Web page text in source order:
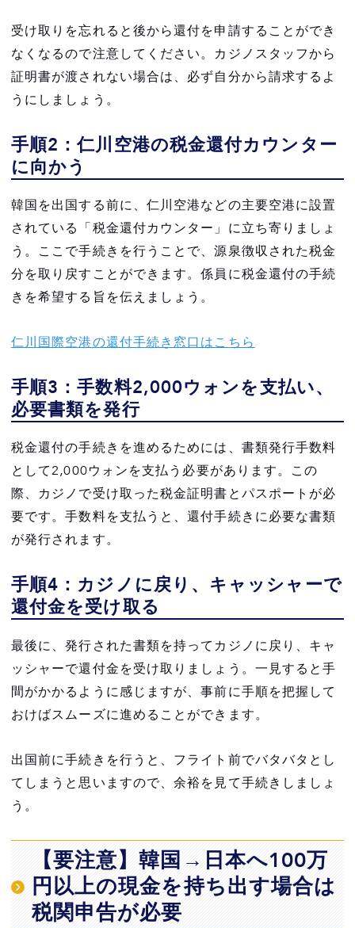
受け取りを忘れると後から還付を申請することができ
なくなるので注意してください。カジノスタッフから
証明書が渡されない場合は、必ず自分から請求するよ
うにしましょう。
手順2：仁川空港の税金還付カウンター
に向かう
韓国を出国する前に、仁川空港などの主要空港に設置
されている「税金還付カウンター」に立ち寄りましょ
う。ここで手続きを行うことで、源泉徴収された税金
分を取り戻すことができます。係員に税金還付の手続
きを希望する旨を伝えましょう。
仁川国際空港の還付手続き窓口はこちら
手順3：手数料2,000ウォンを支払い、
必要書類を発行
税金還付の手続きを進めるためには、書類発行手数料
として2,000ウォンを支払う必要があります。この
際、カジノで受け取った税金証明書とパスポートが必
要です。手数料を支払うと、還付手続きに必要な書類
が発行されます。
手順4：カジノに戻り、キャッシャーで
還付金を受け取る
最後に、発行された書類を持ってカジノに戻り、キャ
ッシャーで還付金を受け取りましょう。一見すると手
間がかかるように感じますが、事前に手順を把握して
おけばスムーズに進めることができます。
出国前に手続きを行うと、フライト前でバタバタとし
てしまうと思いますので、余裕を見て手続きしましょ
う。
【要注意】韓国→日本へ100万
円以上の現金を持ち出す場合は
税関申告が必要